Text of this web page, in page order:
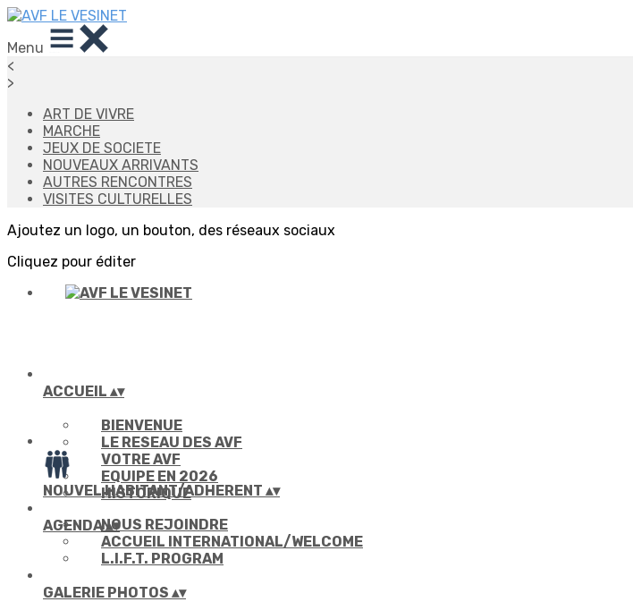
Menu
<
>
ART DE VIVRE
MARCHE
JEUX DE SOCIETE
NOUVEAUX ARRIVANTS
AUTRES RENCONTRES
VISITES CULTURELLES
Ajoutez un logo, un bouton, des réseaux sociaux
Cliquez pour éditer
ACCUEIL ▴▾
BIENVENUE
LE RESEAU DES AVF
VOTRE AVF
EQUIPE EN 2026
HISTORIQUE
NOUVEL HABITANT/ADHERENT ▴▾
NOUS REJOINDRE
ACCUEIL INTERNATIONAL/WELCOME
L.I.F.T. PROGRAM
AGENDA▴▾
GALERIE PHOTOS ▴▾